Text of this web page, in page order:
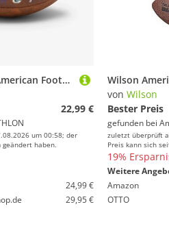
Damen/Herren American Football Ball - NFL 32 Teams offizielle Grösse braun
22,99 €
um 00:58; der
geändert haben.
24,99 €
29,95 €
von Wilson
Bester Preis
gefunden bei
zuletzt überprüft
Preis kann sich
19%
Weitere
Amazon
OTTO